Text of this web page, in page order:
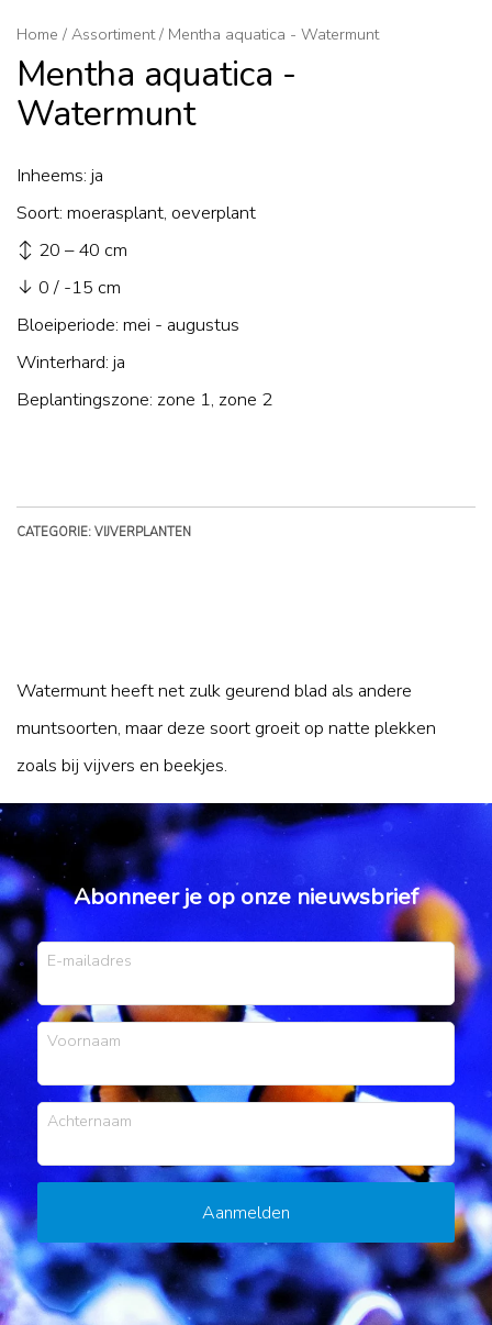
Home / Assortiment / Mentha aquatica - Watermunt
Mentha aquatica -
Watermunt
Inheems: ja
Soort: moerasplant, oeverplant
↕ 20 – 40 cm
↓ 0 / -15 cm
Bloeiperiode: mei - augustus
Winterhard: ja
Beplantingszone: zone 1, zone 2
CATEGORIE: VIJVERPLANTEN
Watermunt heeft net zulk geurend blad als andere
muntsoorten, maar deze soort groeit op natte plekken
zoals bij vijvers en beekjes.
Abonneer je op onze nieuwsbrief
E-mailadres
Voornaam
Achternaam